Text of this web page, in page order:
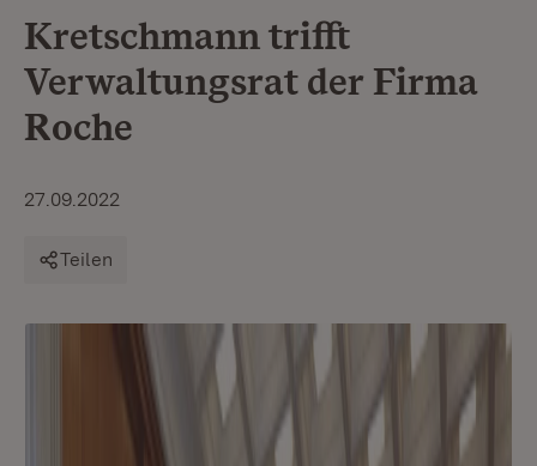
Kretschmann trifft
Verwaltungsrat der Firma
Roche
27.09.2022
Teilen